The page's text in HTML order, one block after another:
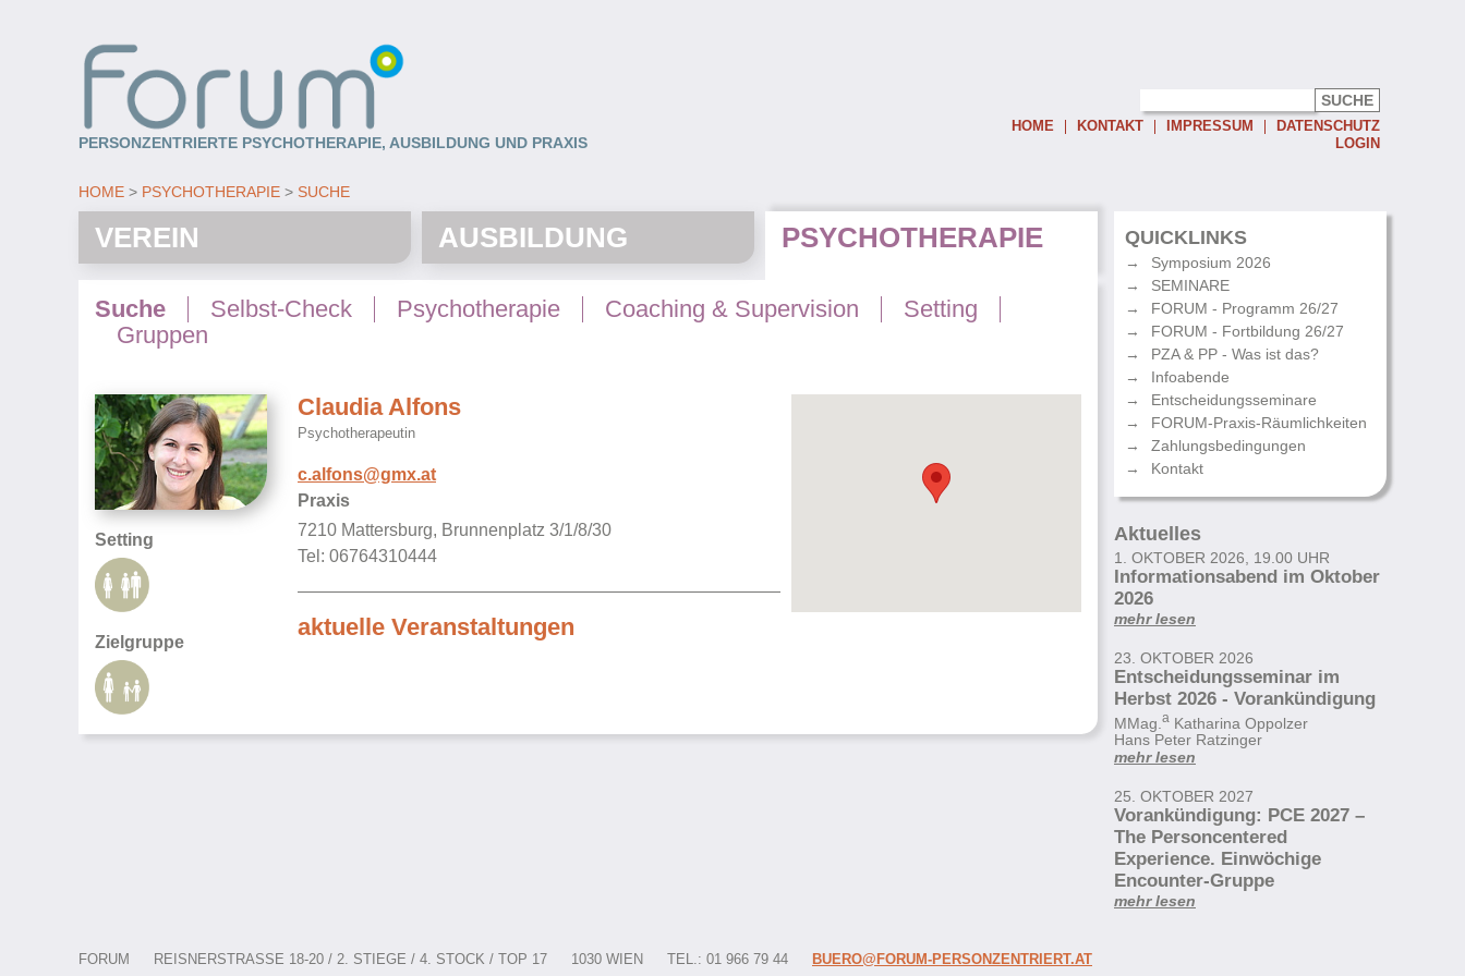
PERSONZENTRIERTE PSYCHOTHERAPIE, AUSBILDUNG UND PRAXIS
HOME KONTAKT IMPRESSUM
DATENSCHUTZ
LOGIN
Password:
Eingeloggt bleiben
Passwort vergessen
HOME PSYCHOTHERAPIE SUCHE
VEREIN AUSBILDUNG PSYCHOTHERAPIE
Suche Selbst-Check Psychotherapie Coaching & Supervision
Setting
Gruppen
Setting
Zielgruppe
Claudia Alfons
Psychotherapeutin
c.alfons@gmx.at
Praxis
7210 Mattersburg, Brunnenplatz 3/1/8/30
Tel: 06764310444
aktuelle Veranstaltungen
QUICKLINKS
Symposium 2026
SEMINARE
FORUM - Programm 26/27
FORUM - Fortbildung 26/27
PZA & PP - Was ist das?
Infoabende
Entscheidungsseminare
FORUM-Praxis-Räumlichkeiten
Zahlungsbedingungen
Kontakt
Aktuelles
1. OKTOBER 2026, 19.00 UHR
Informationsabend im Oktober
2026
mehr lesen
23. OKTOBER 2026
Entscheidungsseminar im
Herbst 2026 - Vorankündigung
MMag. a Katharina Oppolzer
Hans Peter Ratzinger
mehr lesen
25. OKTOBER 2027
Vorankündigung: PCE 2027 –
The Personcentered
Experience. Einwöchige
Encounter-Gruppe
mehr lesen
FORUM REISNERSTRASSE 18-20 / 2. STIEGE / 4. STOCK / TOP 17 1030 WIEN TEL.: 01 966 79 44 BUERO@FORUM-PERSONZENTRIERT.AT